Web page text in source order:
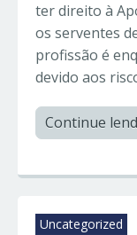
ter direito à
os serventes
profissão é
devido aos
Continue
Uncategorized